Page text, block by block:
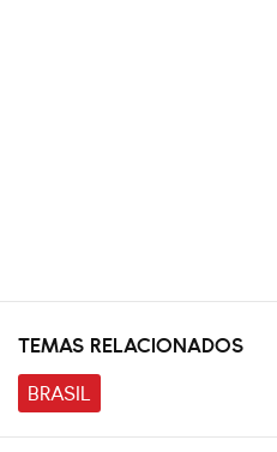
TEMAS RELACIONADOS
BRASIL